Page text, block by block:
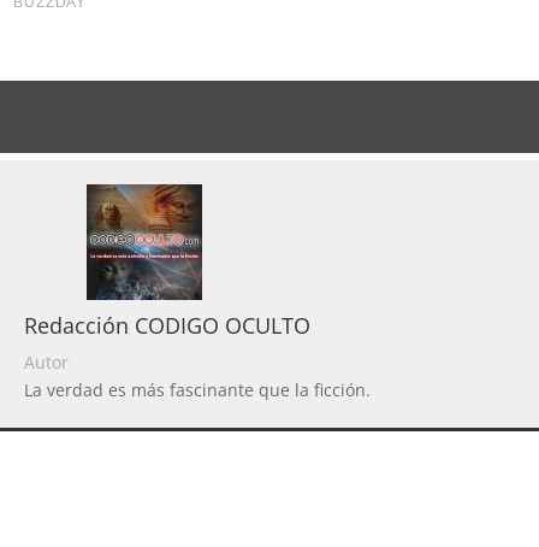
Redacción CODIGO OCULTO
Autor
La verdad es más fascinante que la ficción.